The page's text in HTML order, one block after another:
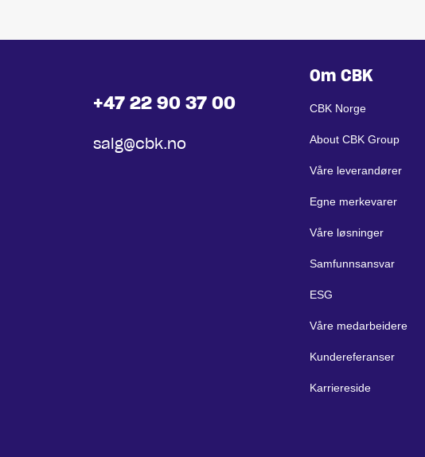
+47 22 90 37 00
salg@cbk.no
Om CBK
CBK Norge
About CBK Group
Våre leverandører
Egne merkevarer
Våre løsninger
Samfunnsansvar
ESG
Våre medarbeidere
Kundereferanser
Karriereside